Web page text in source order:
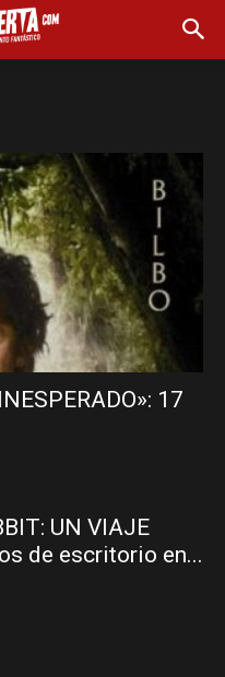
17
UN VIAJE
de escritorio en...